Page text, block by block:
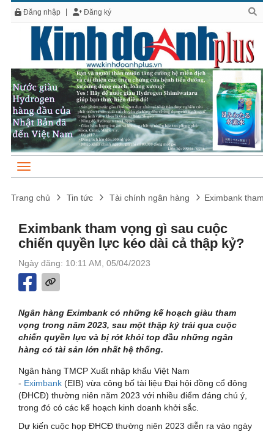
Đăng nhập Đăng ký
Trang chủ Tin tức Tài chính ngân hàng Eximbank tham
Eximbank tham vọng gì sau cuộc
chiến quyền lực kéo dài cả thập kỷ?
Ngày đăng: 10:11 AM, 05/04/2023
Ngân hàng Eximbank có những kế hoạch giàu tham
vọng trong năm 2023, sau một thập kỷ trải qua cuộc
chiến quyền lực và bị rớt khỏi top đầu những ngân
hàng có tài sản lớn nhất hệ thống.
Ngân hàng TMCP Xuất nhập khẩu Việt Nam
- Eximbank (EIB) vừa công bố tài liệu Đại hội đồng cổ đông
(ĐHCĐ) thường niên năm 2023 với nhiều điểm đáng chú ý,
trong đó có các kế hoạch kinh doanh khởi sắc.
Dự kiến cuộc họp ĐHCĐ thường niên 2023 diễn ra vào ngày